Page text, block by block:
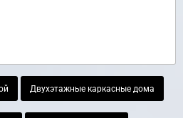
Двухэтажные каркасные дома